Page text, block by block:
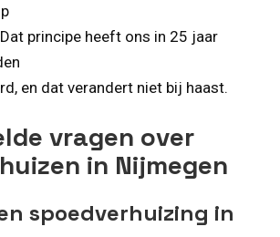
principe heeft ons in 25 jaar
en dat verandert niet bij haast.
vragen over
in Nijmegen
spoedverhuizing in